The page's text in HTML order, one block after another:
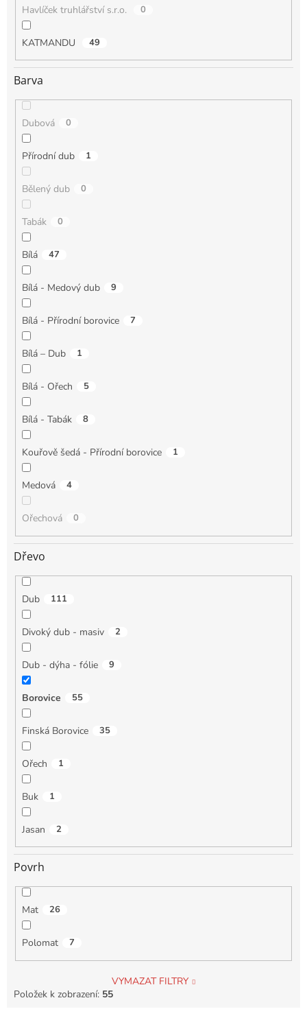
Havlíček truhlářství s.r.o. 0
KATMANDU 49
Barva
Dubová 0
Přírodní dub 1
Bělený dub 0
Tabák 0
Bílá 47
Bílá - Medový dub 9
Bílá - Přírodní borovice 7
Bílá – Dub 1
Bílá - Ořech 5
Bílá - Tabák 8
Kouřově šedá - Přírodní borovice 1
Medová 4
Ořechová 0
Dřevo
Dub 111
Divoký dub - masiv 2
Dub - dýha - fólie 9
Borovice 55
Finská Borovice 35
Ořech 1
Buk 1
Jasan 2
Povrh
Mat 26
Polomat 7
VYMAZAT FILTRY
Položek k zobrazení: 55